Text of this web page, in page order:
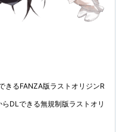
るFANZA版ラストオリジンR
DLできる無規制版ラストオリ